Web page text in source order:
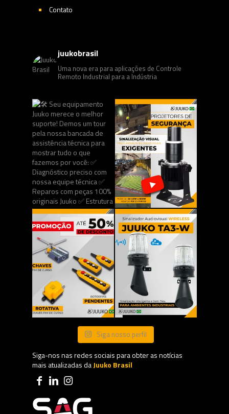
Contato
juukobrasil
Uma nova era para aplicações de Controle
Remoto Industrial para a Indústria
Siga nosso perfil
Siga-nos nas redes sociais para obter as notícias
mais atualizadas daJuuko Brasil